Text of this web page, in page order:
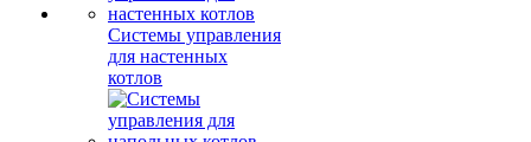
Системы управления
для настенных
котлов